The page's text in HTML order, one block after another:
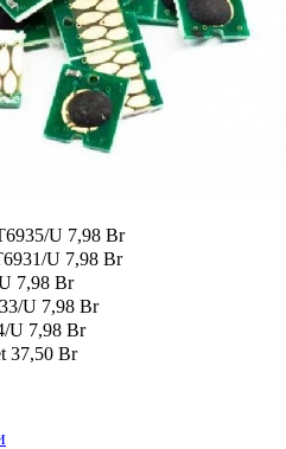
U 7,98 Br
U 7,98 Br
7,98 Br
U 7,98 Br
U 7,98 Br
37,50 Br